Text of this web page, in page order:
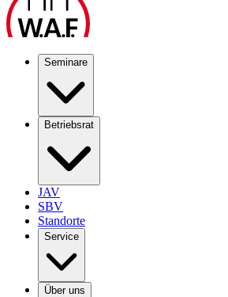
Seminare
Betriebsrat
JAV
SBV
Standorte
Service
Über uns